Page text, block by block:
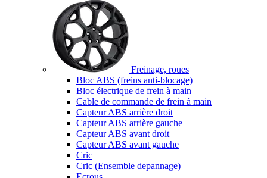
Freinage, roues
Bloc ABS (freins anti-blocage)
Bloc électrique de frein à main
Cable de commande de frein à main
Capteur ABS arrière droit
Capteur ABS arrière gauche
Capteur ABS avant droit
Capteur ABS avant gauche
Cric
Cric (Ensemble depannage)